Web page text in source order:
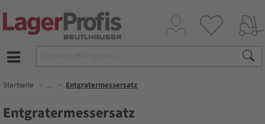
Startseite ... Entgratermessersatz
Entgratermessersatz